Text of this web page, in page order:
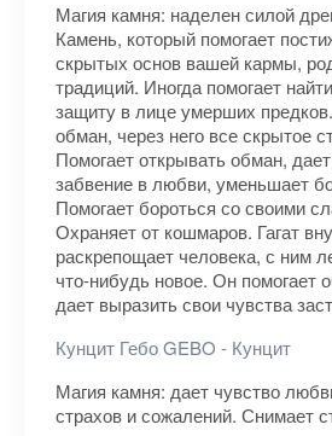
Магия камня: наделен силой
Камень, который помогает
скрытых основ вашей кармы,
традиций. Иногда помогает
защиту в лице умерших
обман, через него все скрытое
Помогает открывать обман,
забвение в любви, уменьшает
Помогает бороться со своими
Охраняет от кошмаров. Гагат
раскрепощает человека, с ним
что-нибудь новое. Он помогает
дает выразить свои чувства
Кунцит Гебо GEBO - Кунцит
Магия камня: дает чувство
страхов и сожалений. Снимает